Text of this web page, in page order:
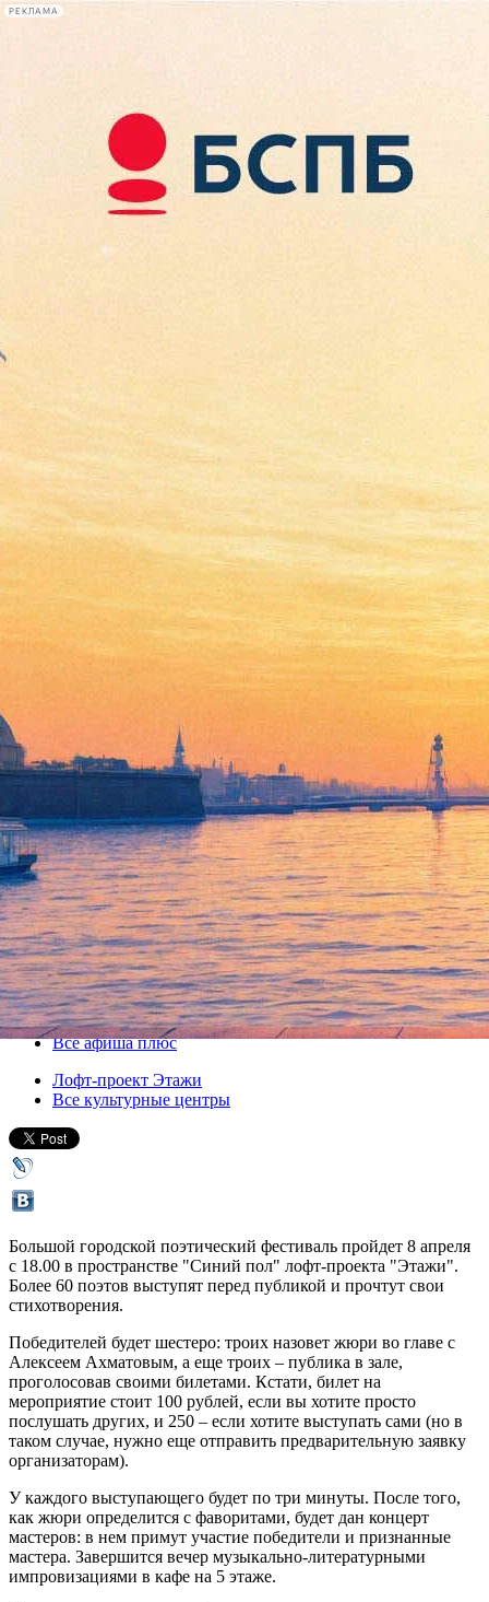
РЕКЛАМА
Сегодня:
2026.08.07
08:32
Афиша Plus
Петербургские поэты
сразятся на фестивале
08 апреля 2016, пятница,18.00
Версия для печати
Все афиша плюс
Лофт-проект Этажи
Все культурные центры
Большой городской поэтический фестиваль пройдет 8 апреля
с 18.00 в пространстве "Синий пол" лофт-проекта "Этажи".
Более 60 поэтов выступят перед публикой и прочтут свои
стихотворения.
Победителей будет шестеро: троих назовет жюри во главе с
Алексеем Ахматовым, а еще троих – публика в зале,
проголосовав своими билетами. Кстати, билет на
мероприятие стоит 100 рублей, если вы хотите просто
послушать других, и 250 – если хотите выступать сами (но в
таком случае, нужно еще отправить предварительную заявку
организаторам).
У каждого выступающего будет по три минуты. После того,
как жюри определится с фаворитами, будет дан концерт
мастеров: в нем примут участие победители и признанные
мастера. Завершится вечер музыкально-литературными
импровизациями в кафе на 5 этаже.